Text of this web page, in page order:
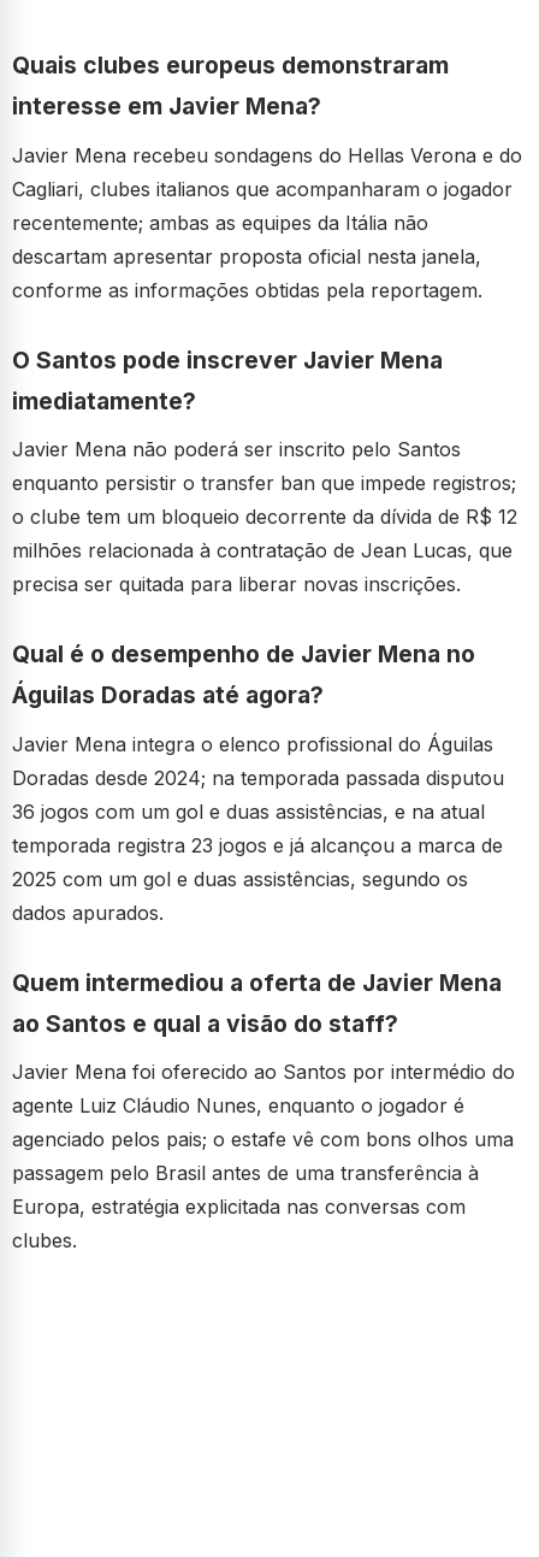
Quais clubes europeus demonstraram
interesse em Javier Mena?
Javier Mena recebeu sondagens do Hellas Verona e do
Cagliari, clubes italianos que acompanharam o jogador
recentemente; ambas as equipes da Itália não
descartam apresentar proposta oficial nesta janela,
conforme as informações obtidas pela reportagem.
O Santos pode inscrever Javier Mena
imediatamente?
Javier Mena não poderá ser inscrito pelo Santos
enquanto persistir o transfer ban que impede registros;
o clube tem um bloqueio decorrente da dívida de R$ 12
milhões relacionada à contratação de Jean Lucas, que
precisa ser quitada para liberar novas inscrições.
Qual é o desempenho de Javier Mena no
Águilas Doradas até agora?
Javier Mena integra o elenco profissional do Águilas
Doradas desde 2024; na temporada passada disputou
36 jogos com um gol e duas assistências, e na atual
temporada registra 23 jogos e já alcançou a marca de
2025 com um gol e duas assistências, segundo os
dados apurados.
Quem intermediou a oferta de Javier Mena
ao Santos e qual a visão do staff?
Javier Mena foi oferecido ao Santos por intermédio do
agente Luiz Cláudio Nunes, enquanto o jogador é
agenciado pelos pais; o estafe vê com bons olhos uma
passagem pelo Brasil antes de uma transferência à
Europa, estratégia explicitada nas conversas com
clubes.